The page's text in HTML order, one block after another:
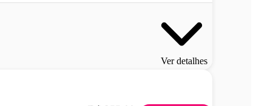
Ver detalhes